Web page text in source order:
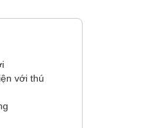
với thú